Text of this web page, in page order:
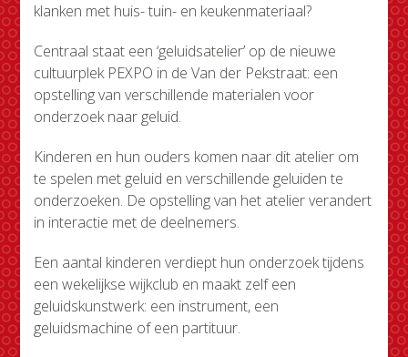
klanken met huis- tuin- en keukenmateriaal?
Centraal staat een ‘geluidsatelier’ op de nieuwe
cultuurplek PEXPO in de Van der Pekstraat: een
opstelling van verschillende materialen voor
onderzoek naar geluid.
Kinderen en hun ouders komen naar dit atelier om
te spelen met geluid en verschillende geluiden te
onderzoeken. De opstelling van het atelier verandert
in interactie met de deelnemers.
Een aantal kinderen verdiept hun onderzoek tijdens
een wekelijkse wijkclub en maakt zelf een
geluidskunstwerk: een instrument, een
geluidsmachine of een partituur.